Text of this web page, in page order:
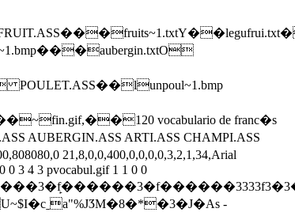
POULET.ASS��lunpoul~1.bmp
vocabulario de franc�s
AUBERGIN.ASS ARTI.ASS CHAMPI.ASS
21,8,0,0,400,0,0,0,0,3,2,1,34,Arial
0 3 4 3 pvocabul.gif 1 1 0 0
-